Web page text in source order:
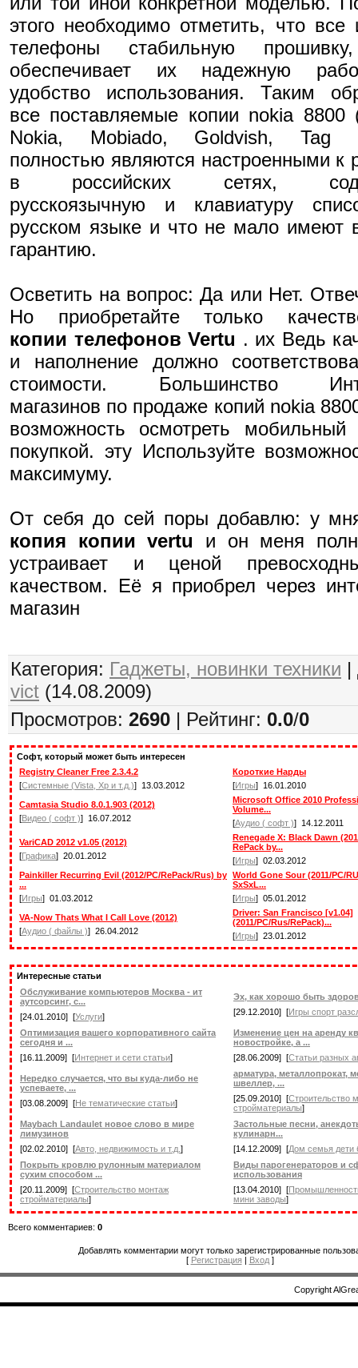
этого необходимо отметить, что все
телефоны стабильную
обеспечивает их надежную
удобство использования. Таким
все поставляемые копии nokia 8800
Nokia, Mobiado, Goldvish, Tag
полностью являются настроенными к
в российских сетях,
русскоязычную и клавиатуру
русском языке и что не мало имеют
гарантию.
Осветить на вопрос: Да или Нет.
Но приобретайте только
копии телефонов Vertu . их Ведь
и наполнение должно
стоимости. Большинство
магазинов по продаже копий nokia
возможность осмотреть мобильный
покупкой. эту Используйте
максимуму.
От себя до сей поры добавлю: у
копия копии vertu и он меня
устраивает и ценой
качеством. Её я приобрел через
магазин
Категория: Гаджеты, новинки техники |
vict (14.08.2009)
Просмотров: 2690 | Рейтинг: 0.0/0
Софт, который может быть интересен
Registry Cleaner Free 2.3.4.2
[Системные (Vista, Xp и т.д.)] 13.03.2012
Короткие Нарды
[Игры] 16.01.2010
Camtasia Studio 8.0.1.903 (2012)
[Видео ( софт )] 16.07.2012
Microsoft Office 2010
Volume...
[Аудио ( софт )] 14.12.2011
VariCAD 2012 v1.05 (2012)
[Графика] 20.01.2012
Renegade X: Black Dawn
RePack by...
[Игры] 02.03.2012
Painkiller Recurring Evil (2012/PC/RePack/Rus) by
...
[Игры] 01.03.2012
World Gone Sour (2011/PC/
SxSxL...
[Игры] 05.01.2012
VA-Now Thats What I Call Love (2012)
[Аудио ( файлы )] 26.04.2012
Driver: San Francisco [v1.04]
(2011/PC/Rus/RePack)...
[Игры] 23.01.2012
Интересные статьи
Обслуживание компьютеров Москва - ит
аутсорсинг, с...
[24.01.2010] [Услуги]
Эх, как хорошо быть
[29.12.2010] [Игры спорт
Оптимизация вашего корпоративного сайта
сегодня и ...
[16.11.2009] [Интернет и сети статьи]
Изменение цен на аренду
новостройке, а ...
[28.06.2009] [Статьи разных
Нередко случается, что вы куда-либо не
успеваете, ...
[03.08.2009] [Не тематические статьи]
арматура, металлопрокат,
швеллер, ...
[25.09.2010] [Строительство
стройматериалы]
Maybach Landaulet новое слово в мире
лимузинов
[02.02.2010] [Авто, недвижимость и т.д. ]
Застольные песни,
кулинарн...
[14.12.2009] [Дом семья дети
Покрыть кровлю рулонным материалом
сухим способом ...
[20.11.2009] [Строительство монтаж
стройматериалы]
Виды парогенераторов и
использования
[13.04.2010] [
мини заводы]
Всего комментариев: 0
Добавлять комментарии могут только зарегистрированные
[ Регистрация | Вход]
Copyright